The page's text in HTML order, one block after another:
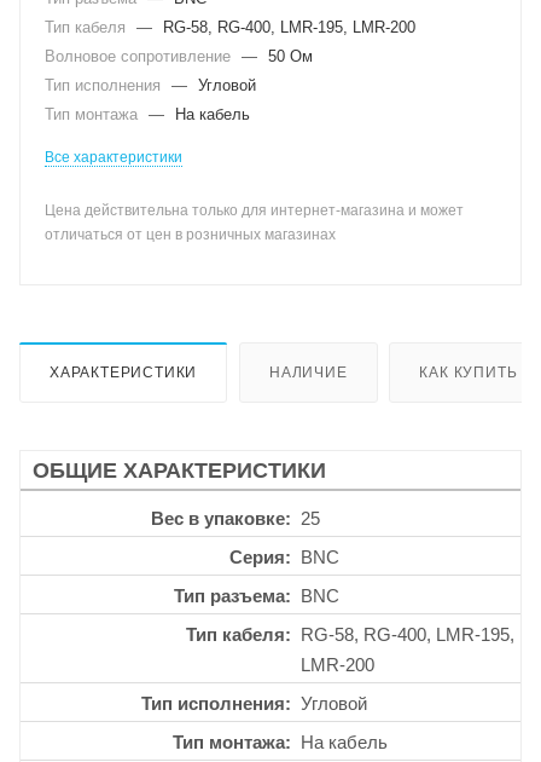
Тип кабеля
—
RG-58, RG-400, LMR-195, LMR-200
Волновое сопротивление — 50 Ом
Тип исполнения
— Угловой
Тип монтажа — На кабель
Все характеристики
Цена действительна только для интернет-магазина и может
отличаться от цен в розничных магазинах
ХАРАКТЕРИСТИКИ НАЛИЧИЕ КАК КУПИТЬ
ОБЩИЕ ХАРАКТЕРИСТИКИ
Вес в упаковке
25
Серия
BNC
Тип разъема
BNC
Тип кабеля
RG-58, RG-400, LMR-195,
LMR-200
Тип исполнения
Угловой
Тип монтажа
На кабель